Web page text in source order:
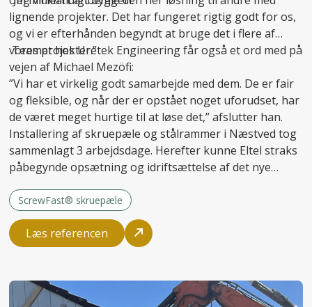
lignende projekter. Det har fungeret rigtig godt for os,
og vi er efterhånden begyndt at bruge det i flere af
vores projekter.”
Teamet hos Uretek Engineering får også et ord med på
vejen af Michael Mezöfi:
”Vi har et virkelig godt samarbejde med dem. De er fair
og fleksible, og når der er opstået noget uforudset, har
de været meget hurtige til at løse det,” afslutter han.
Installering af skruepæle og stålrammer i Næstved tog
sammenlagt 3 arbejdsdage. Herefter kunne Eltel straks
påbegynde opsætning og idriftsættelse af det nye
ScrewFast® skruepæle
Læs referencen